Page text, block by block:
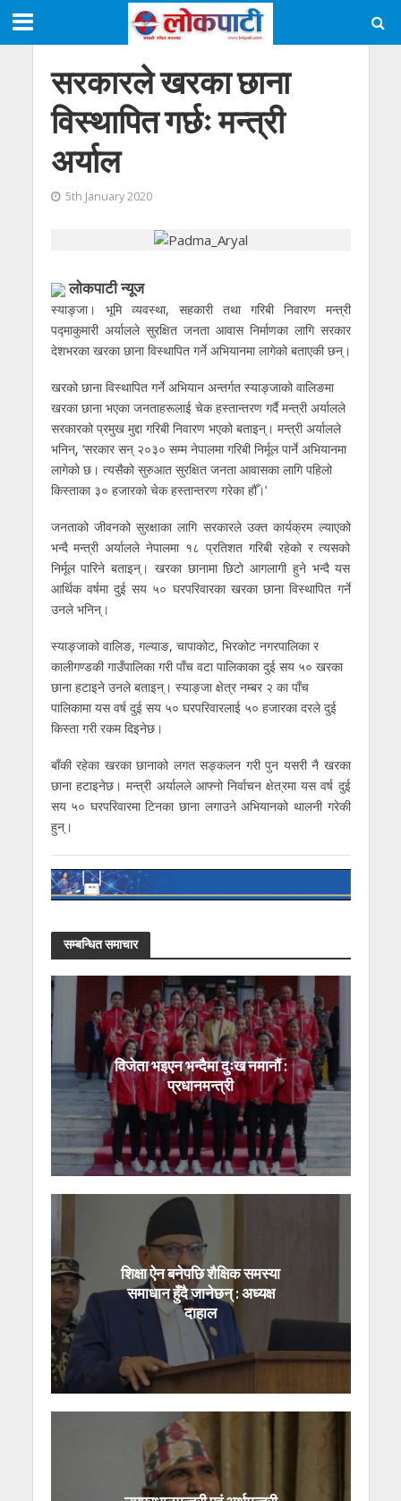
सरकारले खरका छाना
विस्थापित गर्छः मन्त्री
अर्याल
5th January 2020
लाेकपाटी न्यूज
स्याङ्जा। भूमि व्यवस्था, सहकारी तथा गरिबी निवारण मन्त्री
पद्माकुमारी अर्यालले सुरक्षित जनता आवास निर्माणका लागि सरकार
देशभरका खरका छाना विस्थापित गर्ने अभियानमा लागेको बताएकी छन्।
खरको छाना विस्थापित गर्ने अभियान अन्तर्गत स्याङ्जाको वालिङमा
खरका छाना भएका जनताहरूलाई चेक हस्तान्तरण गर्दै मन्त्री अर्यालले
सरकारको प्रमुख मुद्दा गरिबी निवारण भएको बताइन्। मन्त्री अर्यालले
भनिन्, ‘सरकार सन् २०३० सम्म नेपालमा गरिबी निर्मूल पार्ने अभियानमा
लागेको छ। त्यसैको सुरुआत सुरक्षित जनता आवासका लागि पहिलो
किस्ताका ३० हजारको चेक हस्तान्तरण गरेका हौँ।’
जनताको जीवनको सुरक्षाका लागि सरकारले उक्त कार्यक्रम ल्याएको
भन्दै मन्त्री अर्यालले नेपालमा १८ प्रतिशत गरिबी रहेको र त्यसको
निर्मूल पारिने बताइन्। खरका छानामा छिटो आगलागी हुने भन्दै यस
आर्थिक वर्षमा दुई सय ५० घरपरिवारका खरका छाना विस्थापित गर्ने
उनले भनिन्।
स्याङ्जाको वालिङ, गल्याङ, चापाकोट, भिरकोट नगरपालिका र
कालीगण्डकी गाउँपालिका गरी पाँच वटा पालिकाका दुई सय ५० खरका
छाना हटाइने उनले बताइन्। स्याङ्जा क्षेत्र नम्बर २ का पाँच
पालिकामा यस वर्ष दुई सय ५० घरपरिवारलाई ५० हजारका दरले दुई
किस्ता गरी रकम दिइनेछ।
बाँकी रहेका खरका छानाको लगत सङ्कलन गरी पुन यसरी नै खरका
छाना हटाइनेछ। मन्त्री अर्यालले आफ्नो निर्वाचन क्षेत्रमा यस वर्ष दुई
सय ५० घरपरिवारमा टिनका छाना लगाउने अभियानको थालनी गरेकी
हुन्।
सम्बन्धित समाचार
विजेता भइएन भन्दैमा दुःख नमानौं :
प्रधानमन्त्री
शिक्षा ऐन बनेपछि शैक्षिक समस्या
समाधान हुँदै जानेछन् : अध्यक्ष
दाहाल